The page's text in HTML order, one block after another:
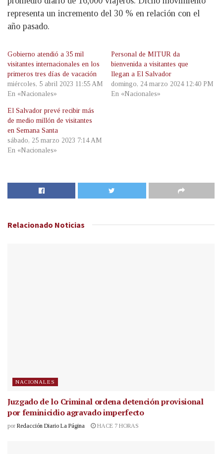
representa un incremento del 30 % en relación con el
año pasado.
Gobierno atendió a 35 mil
visitantes internacionales en los
primeros tres días de vacación
miércoles, 5 abril 2023 11:55 AM
En «Nacionales»
Personal de MITUR da
bienvenida a visitantes que
llegan a El Salvador
domingo, 24 marzo 2024 12:40 PM
En «Nacionales»
El Salvador prevé recibir más
de medio millón de visitantes
en Semana Santa
sábado, 25 marzo 2023 7:14 AM
En «Nacionales»
Relacionado Noticias
NACIONALES
Juzgado de lo Criminal ordena detención provisional
por feminicidio agravado imperfecto
por Redacción Diario La Página HACE 7 HORAS